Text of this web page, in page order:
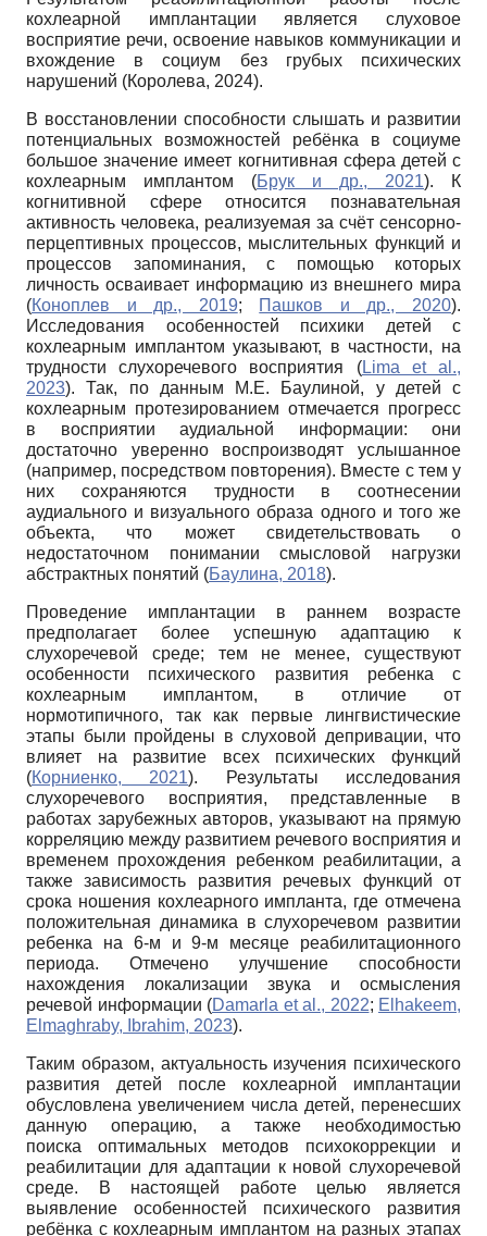
кохлеарной имплантации является слуховое
восприятие речи, освоение навыков коммуникации и
вхождение в социум без грубых психических
нарушений (Королева, 2024).
В восстановлении способности слышать и развитии
потенциальных возможностей ребёнка в социуме
большое значение имеет когнитивная сфера детей с
кохлеарным имплантом (Брук и др., 2021). К
когнитивной сфере относится познавательная
активность человека, реализуемая за счёт сенсорно-
перцептивных процессов, мыслительных функций и
процессов запоминания, с помощью которых
личность осваивает информацию из внешнего мира
(Коноплев и др., 2019; Пашков и др., 2020).
Исследования особенностей психики детей с
кохлеарным имплантом указывают, в частности, на
трудности слухоречевого восприятия (Lima et al.,
2023). Так, по данным М.Е. Баулиной, у детей с
кохлеарным протезированием отмечается прогресс
в восприятии аудиальной информации: они
достаточно уверенно воспроизводят услышанное
(например, посредством повторения). Вместе с тем у
них сохраняются трудности в соотнесении
аудиального и визуального образа одного и того же
объекта, что может свидетельствовать о
недостаточном понимании смысловой нагрузки
абстрактных понятий (Баулина, 2018).
Проведение имплантации в раннем возрасте
предполагает более успешную адаптацию к
слухоречевой среде; тем не менее, существуют
особенности психического развития ребенка с
кохлеарным имплантом, в отличие от
нормотипичного, так как первые лингвистические
этапы были пройдены в слуховой депривации, что
влияет на развитие всех психических функций
(Корниенко, 2021). Результаты исследования
слухоречевого восприятия, представленные в
работах зарубежных авторов, указывают на прямую
корреляцию между развитием речевого восприятия и
временем прохождения ребенком реабилитации, а
также зависимость развития речевых функций от
срока ношения кохлеарного импланта, где отмечена
положительная динамика в слухоречевом развитии
ребенка на 6-м и 9-м месяце реабилитационного
периода. Отмечено улучшение способности
нахождения локализации звука и осмысления
речевой информации (Damarla et al., 2022; Elhakeem,
Elmaghraby, Ibrahim, 2023).
Таким образом, актуальность изучения психического
развития детей после кохлеарной имплантации
обусловлена увеличением числа детей, перенесших
данную операцию, а также необходимостью
поиска оптимальных методов психокоррекции и
реабилитации для адаптации к новой слухоречевой
среде. В настоящей работе целью является
выявление особенностей психического развития
ребёнка с кохлеарным имплантом на разных этапах